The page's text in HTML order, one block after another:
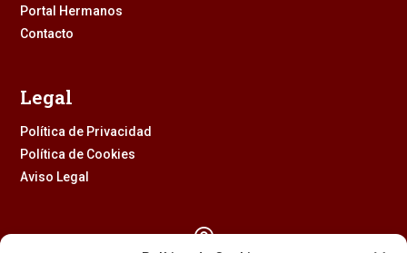
Portal Hermanos
Contacto
Legal
Política de Privacidad
Política de Cookies
Aviso Legal
